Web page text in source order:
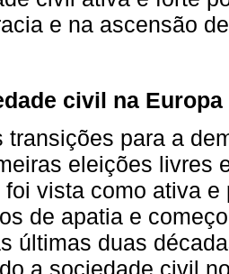
e na ascensão
civil na
transições para a
eleições livres
foi vista como ativa
de apatia e
últimas duas
a sociedade civil